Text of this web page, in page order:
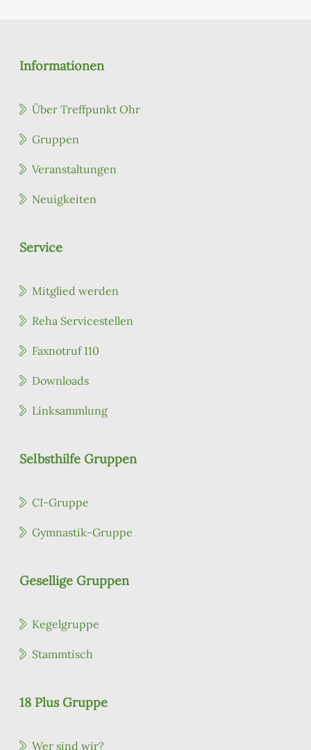
Informationen
Über Treffpunkt Ohr
Gruppen
Veranstaltungen
Neuigkeiten
Service
Mitglied werden
Reha Servicestellen
Faxnotruf 110
Downloads
Linksammlung
Selbsthilfe Gruppen
CI-Gruppe
Gymnastik-Gruppe
Gesellige Gruppen
Kegelgruppe
Stammtisch
18 Plus Gruppe
Wer sind wir?